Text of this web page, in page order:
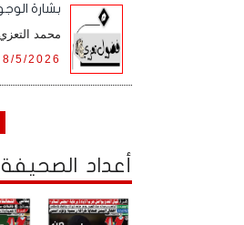
بشارة
محمد التعزي
8/5/2026
أعداد الصحيفة